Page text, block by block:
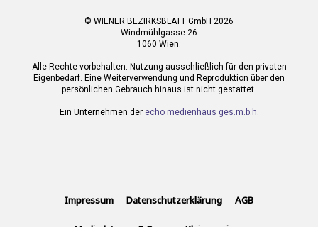
© WIENER BEZIRKSBLATT GmbH 2026
Windmühlgasse 26
1060 Wien.
Alle Rechte vorbehalten. Nutzung ausschließlich für den privaten
Eigenbedarf. Eine Weiterverwendung und Reproduktion über den
persönlichen Gebrauch hinaus ist nicht gestattet.
Ein Unternehmen der echo medienhaus ges.m.b.h.
Impressum Datenschutzerklärung AGB